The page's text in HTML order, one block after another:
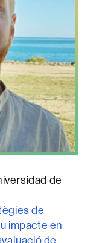
de
de
impacte en
de